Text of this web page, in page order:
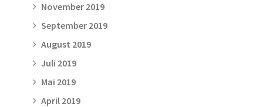
November 2019
September 2019
August 2019
Juli 2019
Mai 2019
April 2019